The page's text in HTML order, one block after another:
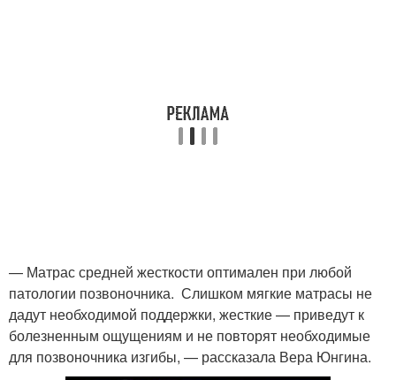
— Матрас средней жесткости оптимален при любой
патологии позвоночника. Слишком мягкие матрасы не
дадут необходимой поддержки, жесткие — приведут к
болезненным ощущениям и не повторят необходимые
для позвоночника изгибы, — рассказала Вера Юнгина.